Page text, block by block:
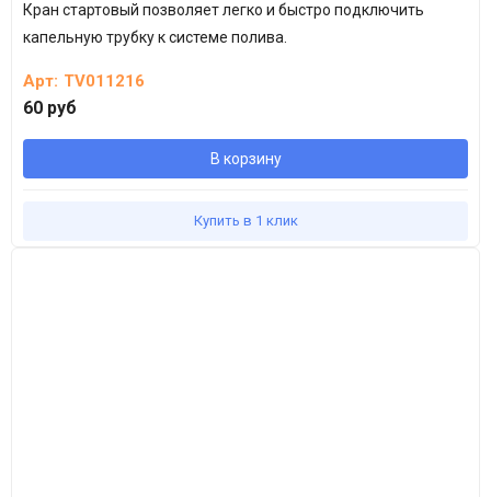
Кран стартовый позволяет легко и быстро подключить
капельную трубку к системе полива.
Арт: TV011216
60 руб
В корзину
Купить в 1 клик